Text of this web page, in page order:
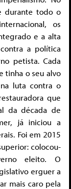
durante todo o
os
e a alta
a política
petista. Cada
tinha o seu alvo
luta contra o
que
da década de
já iniciou a
Foi em 2015
colocou-
eleito. O
erguer a
mais caro pela